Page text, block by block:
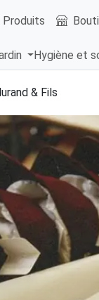
Produits
Hygiène et
& Fils